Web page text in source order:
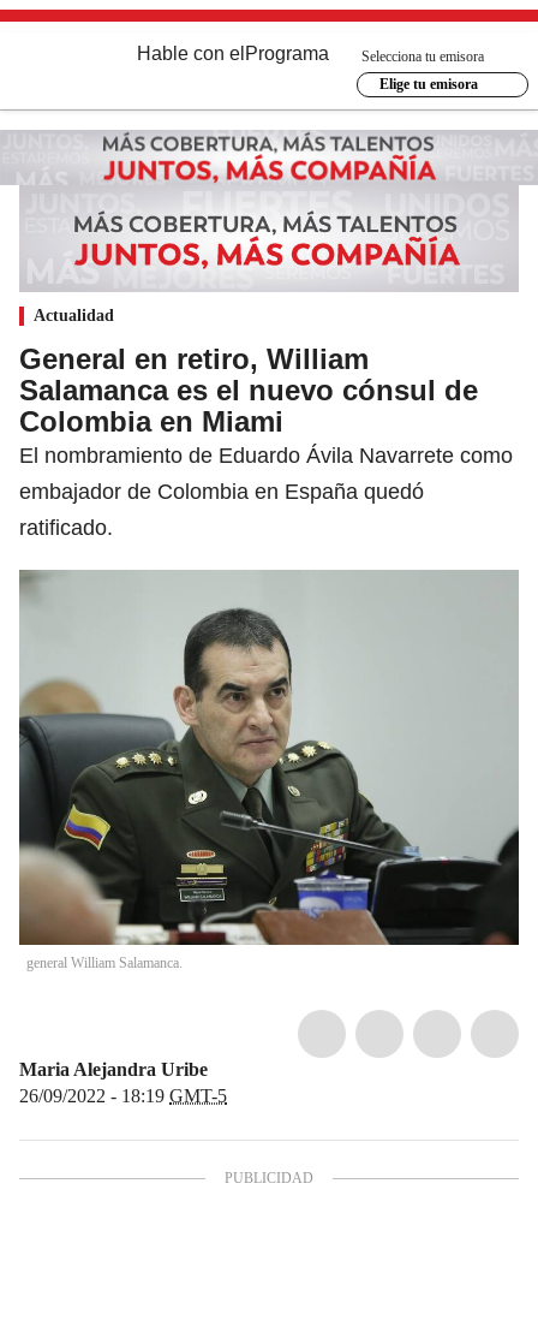
Hable con el Programa
Selecciona tu emisora
Elige tu emisora
Actualidad
General en retiro, William
Salamanca es el nuevo cónsul de
Colombia en Miami
El nombramiento de Eduardo Ávila Navarrete como
embajador de Colombia en España quedó
ratificado.
general William Salamanca.
Maria Alejandra Uribe
26/09/2022 - 18:19 GMT-5